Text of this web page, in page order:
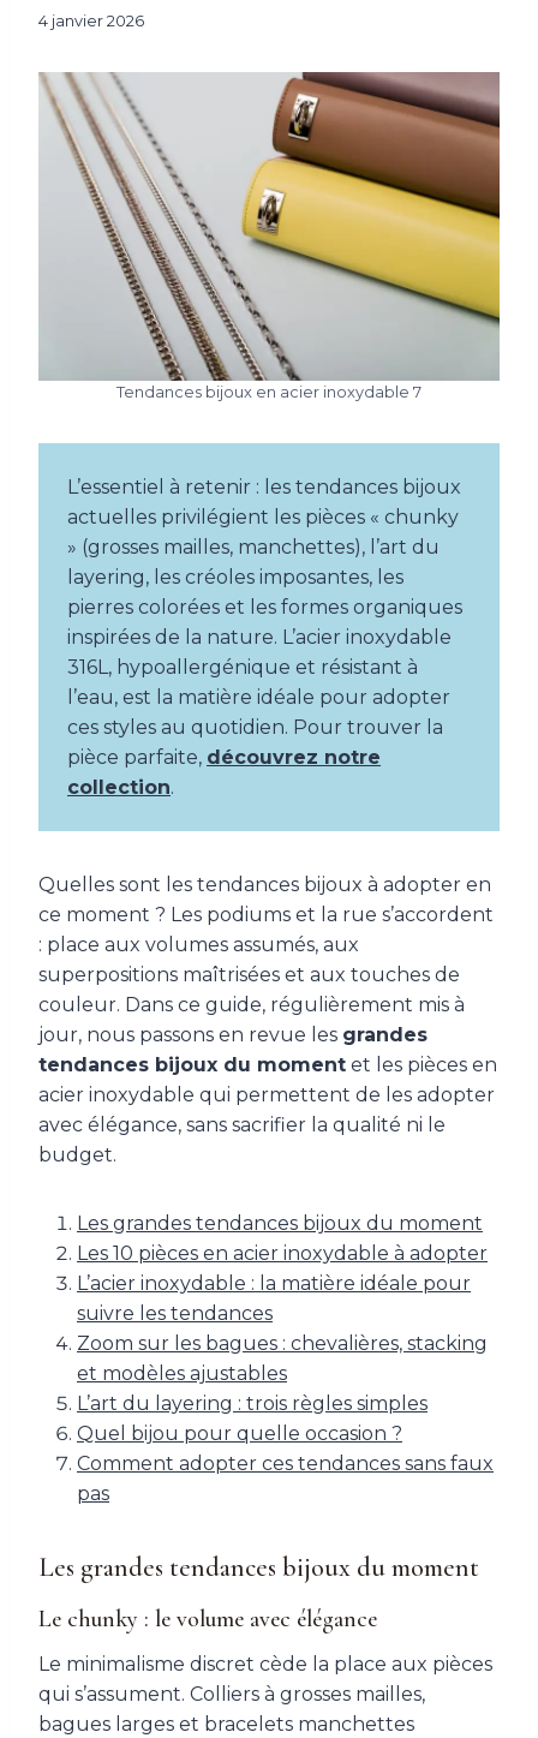
4 janvier 2026
Tendances bijoux en acier inoxydable 7
L’essentiel à retenir : les tendances bijoux
actuelles privilégient les pièces « chunky
» (grosses mailles, manchettes), l’art du
layering, les créoles imposantes, les
pierres colorées et les formes organiques
inspirées de la nature. L’acier inoxydable
316L, hypoallergénique et résistant à
l’eau, est la matière idéale pour adopter
ces styles au quotidien. Pour trouver la
pièce parfaite, découvrez notre
collection.
Quelles sont les tendances bijoux à adopter en
ce moment ? Les podiums et la rue s’accordent
: place aux volumes assumés, aux
superpositions maîtrisées et aux touches de
couleur. Dans ce guide, régulièrement mis à
jour, nous passons en revue les grandes
tendances bijoux du moment et les pièces en
acier inoxydable qui permettent de les adopter
avec élégance, sans sacrifier la qualité ni le
budget.
Les grandes tendances bijoux du moment
Les 10 pièces en acier inoxydable à adopter
L’acier inoxydable : la matière idéale pour
suivre les tendances
Zoom sur les bagues : chevalières, stacking
et modèles ajustables
L’art du layering : trois règles simples
Quel bijou pour quelle occasion ?
Comment adopter ces tendances sans faux
pas
Les grandes tendances bijoux du moment
Le chunky : le volume avec élégance
Le minimalisme discret cède la place aux pièces
qui s’assument. Colliers à grosses mailles,
bagues larges et bracelets manchettes